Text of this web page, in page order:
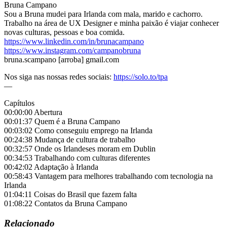
Bruna Campano
Sou a Bruna mudei para Irlanda com mala, marido e cachorro.
Trabalho na área de UX Designer e minha paixão é viajar conhecer
novas culturas, pessoas e boa comida.
https://www.linkedin.com/in/brunacampano
https://www.instagram.com/campanobruna
bruna.scampano [arroba] gmail.com
Nos siga nas nossas redes sociais: https://solo.to/tpa
—
Capítulos
00:00:00 Abertura
00:01:37 Quem é a Bruna Campano
00:03:02 Como conseguiu emprego na Irlanda
00:24:38 Mudança de cultura de trabalho
00:32:57 Onde os Irlandeses moram em Dublin
00:34:53 Trabalhando com culturas diferentes
00:42:02 Adaptação à Irlanda
00:58:43 Vantagem para melhores trabalhando com tecnologia na
Irlanda
01:04:11 Coisas do Brasil que fazem falta
01:08:22 Contatos da Bruna Campano
Relacionado